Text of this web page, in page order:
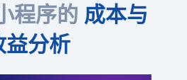
程序的 成本与
益分析